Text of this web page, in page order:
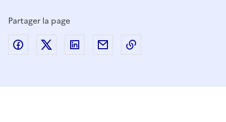
Partager la page
Partager sur Facebook
Partager sur Twitter
Partager sur LinkedIn
Partager par email